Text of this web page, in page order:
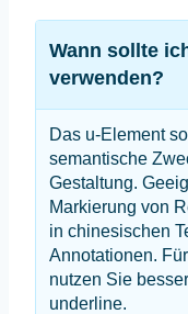
Wann sollte
verwenden?
Das u-Element
semantische
Gestaltung.
Markierung von
in chinesischen
Annotationen.
nutzen Sie
underline.